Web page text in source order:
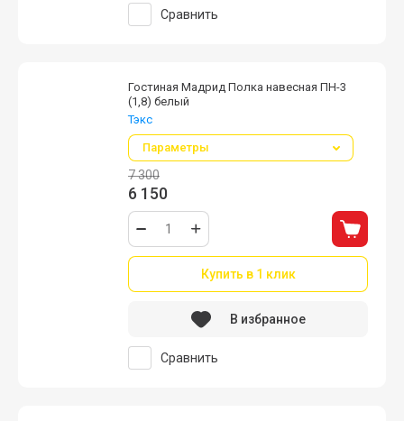
Сравнить
Гостиная Мадрид Полка навесная ПН-3
(1,8) белый
Тэкс
Параметры
7 300
6 150
Купить в 1 клик
Сравнить
В избранное